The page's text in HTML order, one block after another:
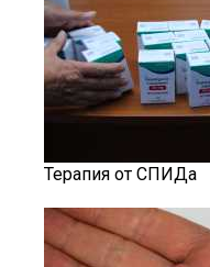
Терапия от СПИДа